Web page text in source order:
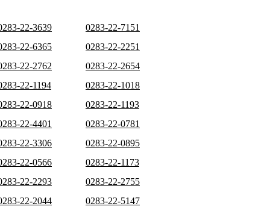
22-3639
0283-22-7151
22-6365
0283-22-2251
22-2762
0283-22-2654
22-1194
0283-22-1018
22-0918
0283-22-1193
22-4401
0283-22-0781
22-3306
0283-22-0895
22-0566
0283-22-1173
22-2293
0283-22-2755
22-2044
0283-22-5147